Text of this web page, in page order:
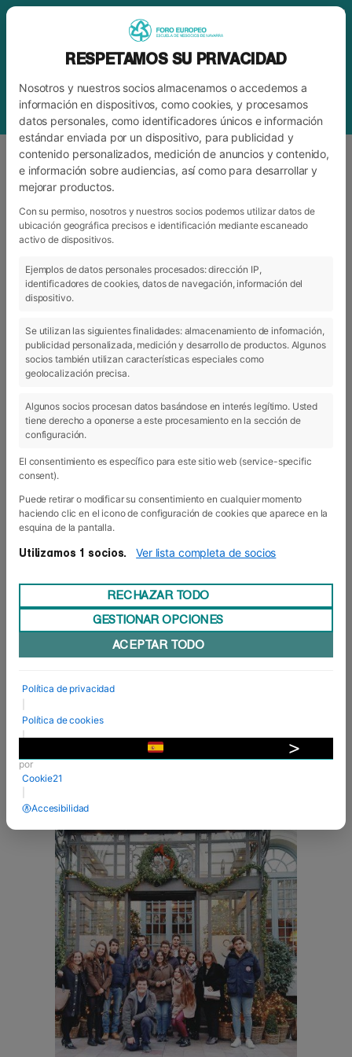
ETIQUETAMAHOU-SAN MIGUEL
19 Dic 2019
Madrid sigue dando mucho de sí
Los días 27, 28 y 29 de noviembre, el último curso
viaje empresarial a Madrid que tanta
primera parada fue el restaurante Yakitoro de la
calle Reina, propiedad del televisivo chef,
Alberto Chicote. ...
14 Dic 2017
RESPETAMOS SU PRIVACIDAD
Nosotros y nuestros socios almacenamos o accedemos a
información en dispositivos, como cookies, y procesamos
datos personales, como identificadores únicos e información
estándar enviada por un dispositivo, para publicidad y
contenido personalizados, medición de anuncios y contenido,
e información sobre audiencias, así como para desarrollar y
mejorar productos.
Con su permiso, nosotros y nuestros socios podemos utilizar datos de
ubicación geográfica precisos e identificación mediante escaneado
activo de dispositivos.
Ejemplos de datos personales procesados: dirección IP,
identificadores de cookies, datos de navegación, información del
dispositivo.
Se utilizan las siguientes finalidades: almacenamiento de información,
publicidad personalizada, medición y desarrollo de productos. Algunos
socios también utilizan características especiales como
geolocalización precisa.
Algunos socios procesan datos basándose en interés legítimo. Usted
tiene derecho a oponerse a este procesamiento en la sección de
configuración.
El consentimiento es específico para este sitio web (service-specific
consent).
Puede retirar o modificar su consentimiento en cualquier momento
haciendo clic en el icono de configuración de cookies que aparece en la
esquina de la pantalla.
Utilizamos 1 socios. Ver lista completa de socios
RECHAZAR TODO
GESTIONAR OPCIONES
ACEPTAR TODO
Política de privacidad
Política de cookies
|
por
Cookie21
Accesibilidad